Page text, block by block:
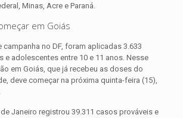
Minas, Acre e Paraná.
em Goiás
no DF, foram aplicadas 3.633
e adolescentes entre 10 e 11 anos. Nesse
em Goiás, que já recebeu as doses do
deve começar na próxima quinta-feira (15),
Janeiro registrou 39.311 casos prováveis e